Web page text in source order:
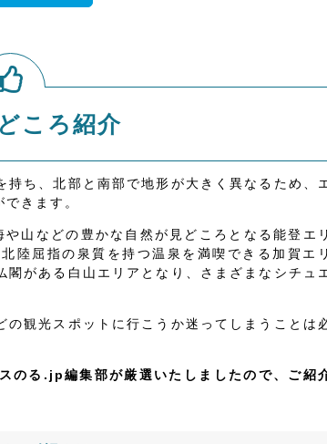
ころ紹介
ち、北部と南部で地形が大きく異なるため、
きます。
山などの豊かな自然が見どころとなる能登エ
陸屈指の泉質を持つ温泉を満喫できる加賀エ
がある白山エリアとなり、さまざまなシチュ
観光スポットに行こうか迷ってしまうことは
のる.jp編集部が厳選いたしましたので、ご紹